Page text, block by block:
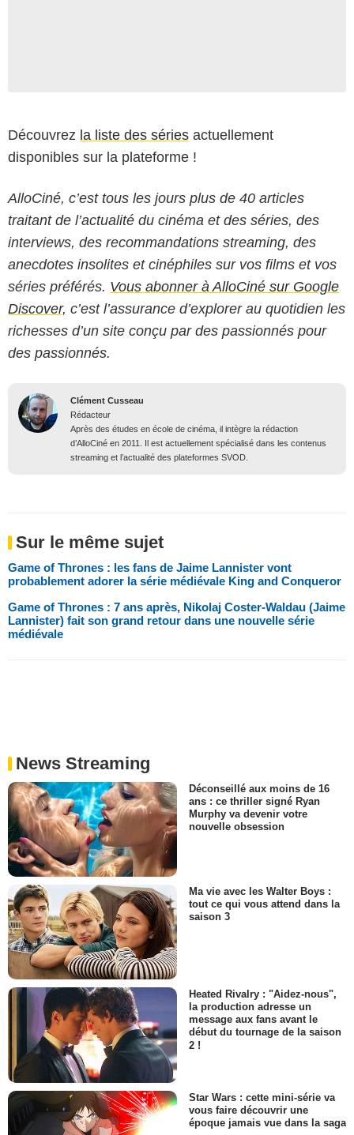
Découvrez la liste des séries actuellement
disponibles sur la plateforme !
AlloCiné, c’est tous les jours plus de 40 articles
traitant de l’actualité du cinéma et des séries, des
interviews, des recommandations streaming, des
anecdotes insolites et cinéphiles sur vos films et vos
séries préférés. Vous abonner à AlloCiné sur Google
Discover, c’est l’assurance d’explorer au quotidien les
richesses d’un site conçu par des passionnés pour
des passionnés.
Clément Cusseau
Rédacteur
Après des études en école de cinéma, il intègre la rédaction
d’AlloCiné en 2011. Il est actuellement spécialisé dans les contenus
streaming et l’actualité des plateformes SVOD.
Sur le même sujet
Game of Thrones : les fans de Jaime Lannister vont
probablement adorer la série médiévale King and Conqueror
Game of Thrones : 7 ans après, Nikolaj Coster-Waldau (Jaime
Lannister) fait son grand retour dans une nouvelle série
médiévale
News Streaming
Déconseillé aux moins de 16
ans : ce thriller signé Ryan
Murphy va devenir votre
nouvelle obsession
Ma vie avec les Walter Boys :
tout ce qui vous attend dans la
saison 3
Heated Rivalry : "Aidez-nous",
la production adresse un
message aux fans avant le
début du tournage de la saison
2 !
Star Wars : cette mini-série va
vous faire découvrir une
époque jamais vue dans la saga